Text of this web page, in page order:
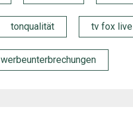
tonqualität tv fox live
werbeunterbrechungen